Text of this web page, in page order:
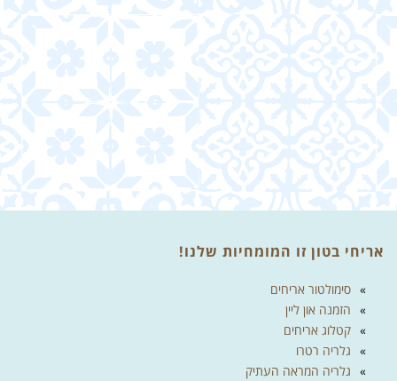
אריחי בטון זו המומחיות שלנו!
סימולטור אריחים
הזמנה און ליין
קטלוג אריחים
גלריה רטרו
גלריה המראה העתיק